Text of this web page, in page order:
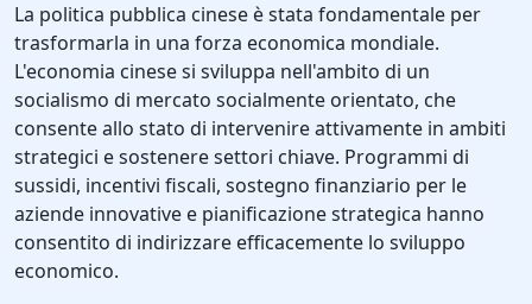
La politica pubblica cinese è stata fondamentale per
trasformarla in una forza economica mondiale.
L'economia cinese si sviluppa nell'ambito di un
socialismo di mercato socialmente orientato, che
consente allo stato di intervenire attivamente in ambiti
strategici e sostenere settori chiave. Programmi di
sussidi, incentivi fiscali, sostegno finanziario per le
aziende innovative e pianificazione strategica hanno
consentito di indirizzare efficacemente lo sviluppo
economico.